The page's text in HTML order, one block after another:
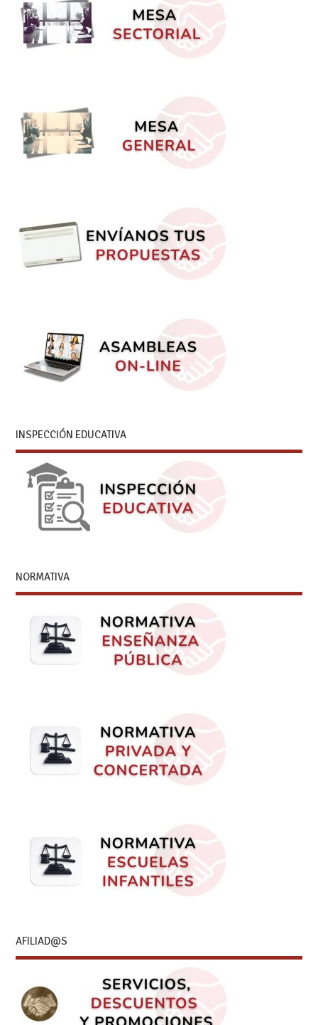
INSPECCIÓN EDUCATIVA
NORMATIVA
AFILIAD@S